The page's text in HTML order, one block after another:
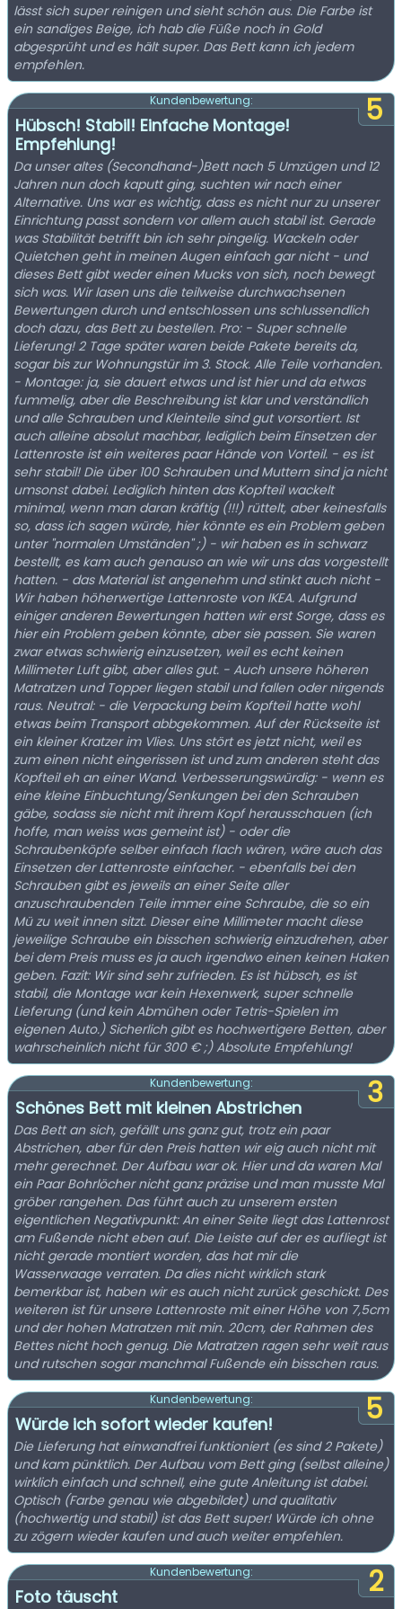
lässt sich super reinigen und sieht schön aus. Die Farbe ist
ein sandiges Beige, ich hab die Füße noch in Gold
abgesprüht und es hält super. Das Bett kann ich jedem
empfehlen.
5
Kundenbewertung:
Hübsch! Stabil! Einfache Montage!
Empfehlung!
Da unser altes (Secondhand-)Bett nach 5 Umzügen und 12
Jahren nun doch kaputt ging, suchten wir nach einer
Alternative. Uns war es wichtig, dass es nicht nur zu unserer
Einrichtung passt sondern vor allem auch stabil ist. Gerade
was Stabilität betrifft bin ich sehr pingelig. Wackeln oder
Quietchen geht in meinen Augen einfach gar nicht - und
dieses Bett gibt weder einen Mucks von sich, noch bewegt
sich was. Wir lasen uns die teilweise durchwachsenen
Bewertungen durch und entschlossen uns schlussendlich
doch dazu, das Bett zu bestellen. Pro: - Super schnelle
Lieferung! 2 Tage später waren beide Pakete bereits da,
sogar bis zur Wohnungstür im 3. Stock. Alle Teile vorhanden.
- Montage: ja, sie dauert etwas und ist hier und da etwas
fummelig, aber die Beschreibung ist klar und verständlich
und alle Schrauben und Kleinteile sind gut vorsortiert. Ist
auch alleine absolut machbar, lediglich beim Einsetzen der
Lattenroste ist ein weiteres paar Hände von Vorteil. - es ist
sehr stabil! Die über 100 Schrauben und Muttern sind ja nicht
umsonst dabei. Lediglich hinten das Kopfteil wackelt
minimal, wenn man daran kräftig (!!!) rüttelt, aber keinesfalls
so, dass ich sagen würde, hier könnte es ein Problem geben
unter "normalen Umständen" ;) - wir haben es in schwarz
bestellt, es kam auch genauso an wie wir uns das vorgestellt
hatten. - das Material ist angenehm und stinkt auch nicht -
Wir haben höherwertige Lattenroste von IKEA. Aufgrund
einiger anderen Bewertungen hatten wir erst Sorge, dass es
hier ein Problem geben könnte, aber sie passen. Sie waren
zwar etwas schwierig einzusetzen, weil es echt keinen
Millimeter Luft gibt, aber alles gut. - Auch unsere höheren
Matratzen und Topper liegen stabil und fallen oder nirgends
raus. Neutral: - die Verpackung beim Kopfteil hatte wohl
etwas beim Transport abbgekommen. Auf der Rückseite ist
ein kleiner Kratzer im Vlies. Uns stört es jetzt nicht, weil es
zum einen nicht eingerissen ist und zum anderen steht das
Kopfteil eh an einer Wand. Verbesserungswürdig: - wenn es
eine kleine Einbuchtung/Senkungen bei den Schrauben
gäbe, sodass sie nicht mit ihrem Kopf herausschauen (ich
hoffe, man weiss was gemeint ist) - oder die
Schraubenköpfe selber einfach flach wären, wäre auch das
Einsetzen der Lattenroste einfacher. - ebenfalls bei den
Schrauben gibt es jeweils an einer Seite aller
anzuschraubenden Teile immer eine Schraube, die so ein
Mü zu weit innen sitzt. Dieser eine Millimeter macht diese
jeweilige Schraube ein bisschen schwierig einzudrehen, aber
bei dem Preis muss es ja auch irgendwo einen keinen Haken
geben. Fazit: Wir sind sehr zufrieden. Es ist hübsch, es ist
stabil, die Montage war kein Hexenwerk, super schnelle
Lieferung (und kein Abmühen oder Tetris-Spielen im
eigenen Auto.) Sicherlich gibt es hochwertigere Betten, aber
wahrscheinlich nicht für 300 € ;) Absolute Empfehlung!
3
Kundenbewertung:
Schönes Bett mit kleinen Abstrichen
Das Bett an sich, gefällt uns ganz gut, trotz ein paar
Abstrichen, aber für den Preis hatten wir eig auch nicht mit
mehr gerechnet. Der Aufbau war ok. Hier und da waren Mal
ein Paar Bohrlöcher nicht ganz präzise und man musste Mal
gröber rangehen. Das führt auch zu unserem ersten
eigentlichen Negativpunkt: An einer Seite liegt das Lattenrost
am Fußende nicht eben auf. Die Leiste auf der es aufliegt ist
nicht gerade montiert worden, das hat mir die
Wasserwaage verraten. Da dies nicht wirklich stark
bemerkbar ist, haben wir es auch nicht zurück geschickt. Des
weiteren ist für unsere Lattenroste mit einer Höhe von 7,5cm
und der hohen Matratzen mit min. 20cm, der Rahmen des
Bettes nicht hoch genug. Die Matratzen ragen sehr weit raus
und rutschen sogar manchmal Fußende ein bisschen raus.
5
Kundenbewertung:
Würde ich sofort wieder kaufen!
Die Lieferung hat einwandfrei funktioniert (es sind 2 Pakete)
und kam pünktlich. Der Aufbau vom Bett ging (selbst alleine)
wirklich einfach und schnell, eine gute Anleitung ist dabei.
Optisch (Farbe genau wie abgebildet) und qualitativ
(hochwertig und stabil) ist das Bett super! Würde ich ohne
zu zögern wieder kaufen und auch weiter empfehlen.
2
Kundenbewertung:
Foto täuscht